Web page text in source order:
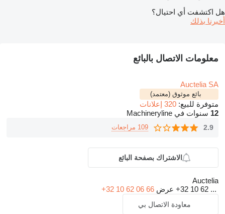
هل اكتشفت أي احتيال؟
أخبرنا بذلك
معلومات الاتصال بالبائع
Auctelia SA
بائع موثوق (معتمد)
متوفرة للبيع: 320 إعلانات
12 سنوات في Machineryline
2.9 109 مراجعات
الاشتراك بصفحة البائع
Auctelia
+32 10 62 ... عرض +32 10 62 06 66
معاودة الاتصال بي